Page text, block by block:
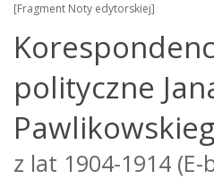
[Fragment Noty edytorskiej]
polityczne
z lat 1904-1914 (E-